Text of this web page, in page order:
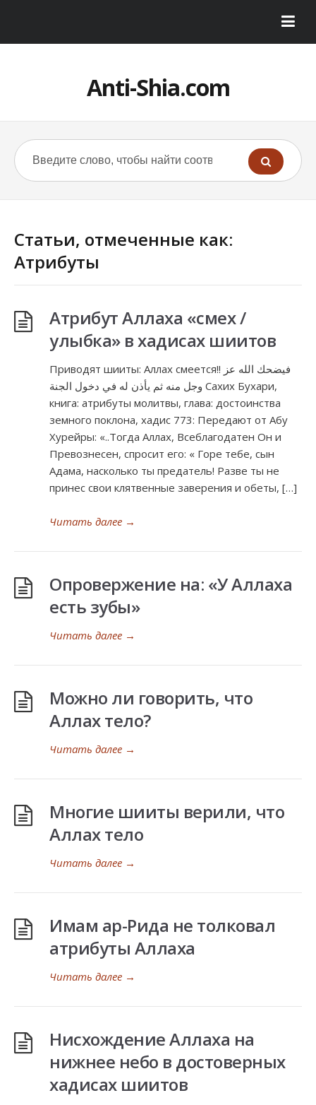
Anti-Shia.com
Статьи, отмеченные как:
Атрибуты
Атрибут Аллаха «смех /
улыбка» в хадисах шиитов
Приводят шииты: Аллах смеется!! فيضحك الله عز
وجل منه ثم يأذن له في دخول الجنة Сахих Бухари,
книга: атрибуты молитвы, глава: достоинства
земного поклона, хадис 773: Передают от Абу
Хурейры: «..Тогда Аллах, Всеблагодатен Он и
Превознесен, спросит его: « Горе тебе, сын
Адама, насколько ты предатель! Разве ты не
принес свои клятвенные заверения и обеты, […]
Читать далее →
Опровержение на: «У Аллаха
есть зубы»
Читать далее →
Можно ли говорить, что
Аллах тело?
Читать далее →
Многие шииты верили, что
Аллах тело
Читать далее →
Имам ар-Рида не толковал
атрибуты Аллаха
Читать далее →
Нисхождение Аллаха на
нижнее небо в достоверных
хадисах шиитов